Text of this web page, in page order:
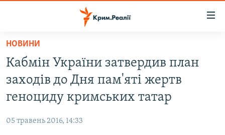
Перейти
основного
матеріалу
до
основної
навігації
НОВИНИ
БЛОГИ
НОВИНИ
Кабмін України затвердив план
заходів до Дня пам'яті жертв
геноциду кримських татар
05 травень 2016, 14:33